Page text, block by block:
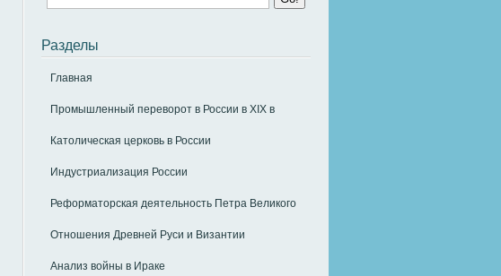
Разделы
Главная
Промышленный переворот в России в ХIХ в
Католическая церковь в России
Индустриализация России
Реформаторская деятельность Петра Великого
Отношения Древней Руси и Византии
Анализ войны в Ираке